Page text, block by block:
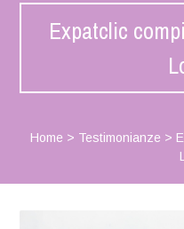
Expatclic
Home > Testimonianze >